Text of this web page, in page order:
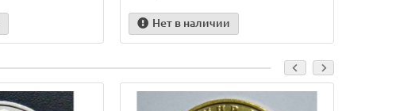
Нет в наличии